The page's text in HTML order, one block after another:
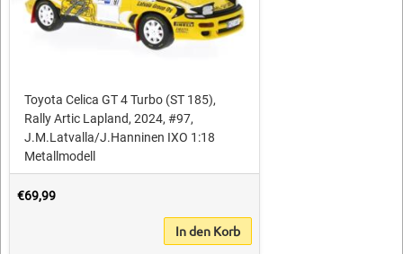
Toyota Celica GT 4 Turbo (ST 185),
Rally Artic Lapland, 2024, #97,
J.M.Latvalla/J.Hanninen IXO 1:18
Metallmodell
€69,99
In den Korb